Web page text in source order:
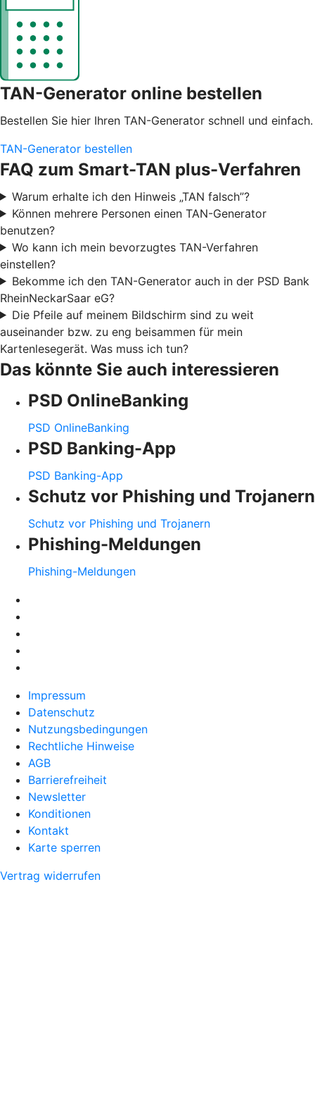
TAN-Generator online bestellen
Bestellen Sie hier Ihren TAN-Generator schnell und einfach.
TAN-Generator bestellen
FAQ zum Smart-TAN plus-Verfahren
Warum erhalte ich den Hinweis „TAN falsch”?
Können mehrere Personen einen TAN-Generator
benutzen?
Wo kann ich mein bevorzugtes TAN-Verfahren
einstellen?
Bekomme ich den TAN-Generator auch in der PSD Bank
RheinNeckarSaar eG?
Die Pfeile auf meinem Bildschirm sind zu weit
auseinander bzw. zu eng beisammen für mein
Kartenlesegerät. Was muss ich tun?
Das könnte Sie auch interessieren
PSD OnlineBanking
PSD OnlineBanking
PSD Banking-App
PSD Banking-App
Schutz vor Phishing und Trojanern
Schutz vor Phishing und Trojanern
Phishing-Meldungen
Phishing-Meldungen
Impressum
Datenschutz
Nutzungsbedingungen
Rechtliche Hinweise
AGB
Barrierefreiheit
Newsletter
Konditionen
Kontakt
Karte sperren
Vertrag widerrufen